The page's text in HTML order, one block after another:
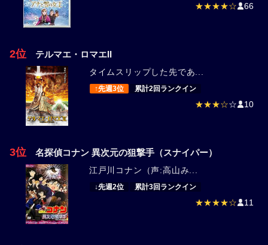
★★★★☆ 66
2位 テルマエ・ロマエII
タイムスリップした先であ...
↑先週3位 累計2回ランクイン
★★★☆☆ 10
3位 名探偵コナン 異次元の狙撃手（スナイパー）
江戸川コナン（声:高山み...
↓先週2位 累計3回ランクイン
★★★★☆ 11